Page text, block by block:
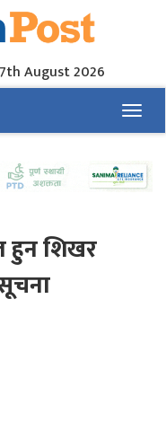
August 2026
हुन शिखर